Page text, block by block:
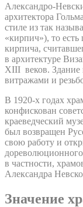
Александро-
архитектора
стиле из так
«кирпич»), то
кирпича,
в архитектуре
XIII веков. Здание
витражами и
В 1920-х годах
конфискован
краеведческий
был возвращен
свою работу и
в частности,
Александра
Значение